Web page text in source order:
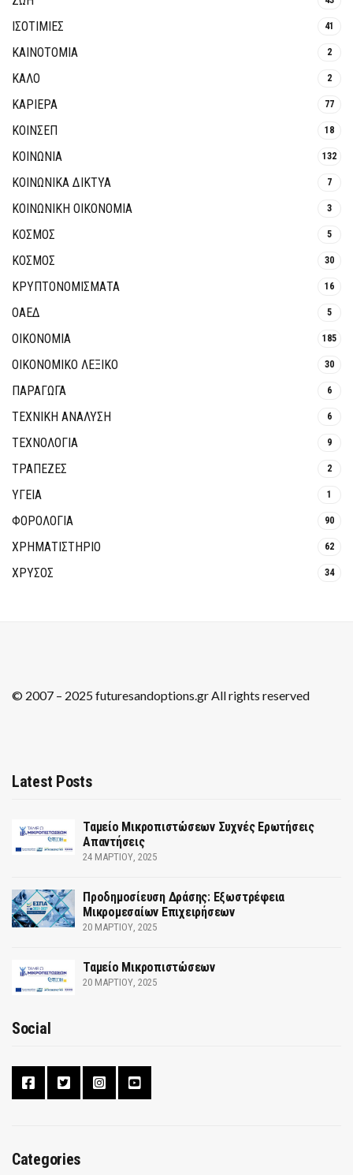
ΙΣΟΤΙΜΙΕΣ 41
ΚΑΙΝΟΤΟΜΊΑ 2
ΚΑΛΟ 2
ΚΑΡΙΕΡΑ 77
ΚΟΙΝΣΕΠ 18
ΚΟΙΝΩΝΙΑ 132
ΚΟΙΝΩΝΙΚΆ ΔΊΚΤΥΑ 7
ΚΟΙΝΩΝΙΚΉ ΟΙΚΟΝΟΜΊΑ 3
ΚΟΣΜΟΣ 5
ΚΟΣΜΟΣ 30
ΚΡΥΠΤΟΝΟΜΊΣΜΑΤΑ 16
ΟΑΕΔ 5
ΟΙΚΟΝΟΜΙΑ 185
ΟΙΚΟΝΟΜΙΚΟ ΛΕΞΙΚΟ 30
ΠΑΡΑΓΩΓΑ 6
ΤΕΧΝΙΚΗ ΑΝΑΛΥΣΗ 6
ΤΕΧΝΟΛΟΓΙΑ 9
ΤΡΆΠΕΖΕΣ 2
ΥΓΕΙΑ 1
ΦΟΡΟΛΟΓΙΑ 90
ΧΡΗΜΑΤΙΣΤΗΡΙΟ 62
ΧΡΥΣΟΣ 34
© 2007 – 2025 futuresandoptions.gr All rights reserved
Latest Posts
Ταμείο Μικροπιστώσεων Συχνές Ερωτήσεις
Απαντήσεις
24 ΜΑΡΤΊΟΥ, 2025
Προδημοσίευση Δράσης: Εξωστρέφεια
Μικρομεσαίων Επιχειρήσεων
20 ΜΑΡΤΊΟΥ, 2025
Ταμείο Μικροπιστώσεων
20 ΜΑΡΤΊΟΥ, 2025
Social
Categories